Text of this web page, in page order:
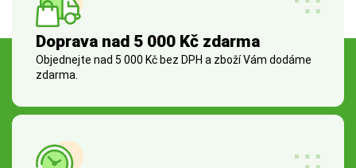
Doprava nad 5 000 Kč zdarma
Objednejte nad 5 000 Kč bez DPH a zboží Vám dodáme
zdarma.